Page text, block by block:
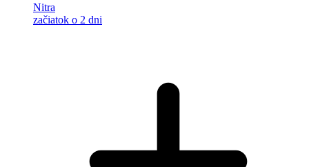
Nitra
začiatok o 2 dni